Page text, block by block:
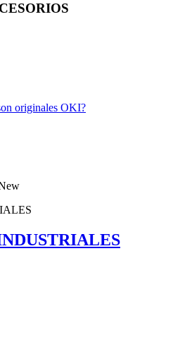
originales OKI?